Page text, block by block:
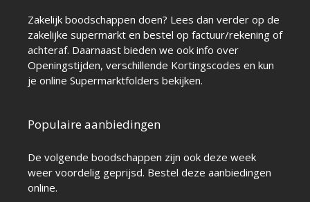
Zakelijk boodschappen doen? Lees dan verder op de
zakelijke supermarkt en bestel op factuur/rekening of
achteraf. Daarnaast bieden we ook info over
Openingstijden, verschillende Kortingscodes en kun
je online Supermarktfolders bekijken.
Populaire aanbiedingen
De volgende boodschappen zijn ook deze week
weer voordelig geprijsd. Bestel deze aanbiedingen
online.